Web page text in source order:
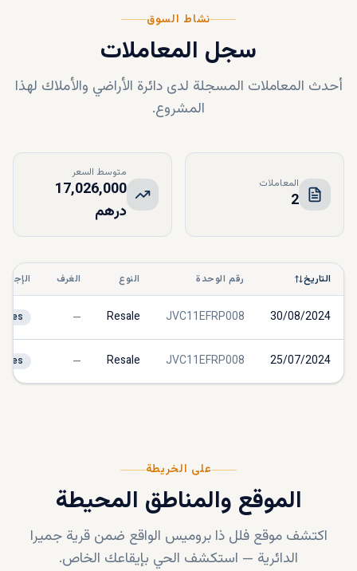
نشاط السوق
سجل المعاملات
أحدث المعاملات المسجلة لدى دائرة الأراضي والأملاك لهذا
المشروع.
المعاملات
2
متوسط السعر
17,026,000
درهم
التاريخ رقم الوحدة النوع الغرف الإجراء
30/08/2024
JVC11EFRP008
Resale
—
25/07/2024
JVC11EFRP008
Resale
—
على الخريطة
الموقع والمناطق المحيطة
اكتشف موقع فلل ذا بروميس الواقع ضمن قرية جميرا
الدائرية — استكشف الحي بإيقاعك الخاص.